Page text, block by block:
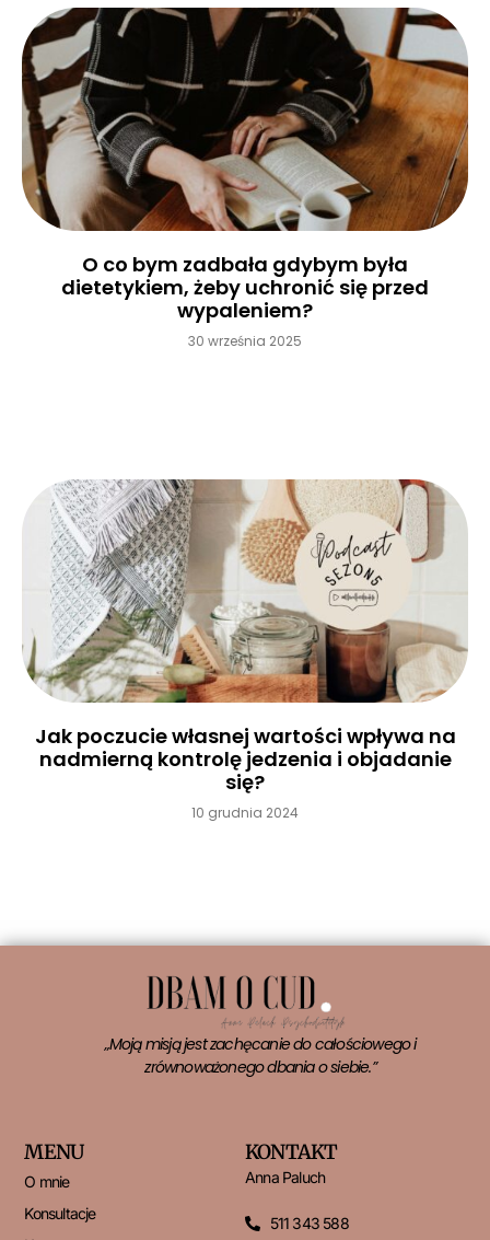
O co bym zadbała gdybym była
dietetykiem, żeby uchronić się przed
wypaleniem?
30 września 2025
Jak poczucie własnej wartości wpływa na
nadmierną kontrolę jedzenia i objadanie
się?
10 grudnia 2024
„Moją misją jest zachęcanie do całościowego i
zrównoważonego dbania o siebie.”
MENU
O mnie
Konsultacje
KONTAKT
Anna Paluch
511 343 588